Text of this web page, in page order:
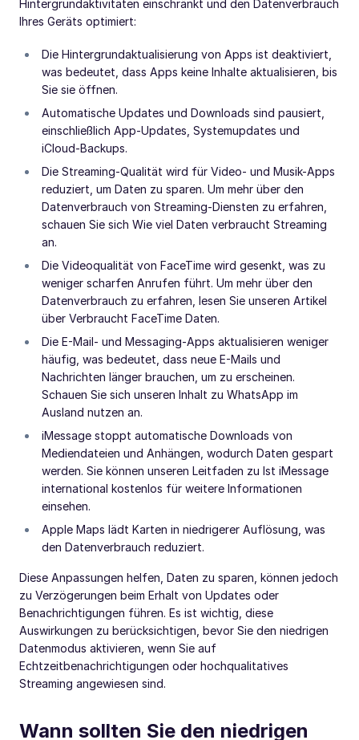
Hintergrundaktivitäten einschränkt und den Datenverbrauch
Ihres Geräts optimiert:
Die Hintergrundaktualisierung von Apps ist deaktiviert,
was bedeutet, dass Apps keine Inhalte aktualisieren, bis
Sie sie öffnen.
Automatische Updates und Downloads sind pausiert,
einschließlich App-Updates, Systemupdates und
iCloud-Backups.
Die Streaming-Qualität wird für Video- und Musik-Apps
reduziert, um Daten zu sparen. Um mehr über den
Datenverbrauch von Streaming-Diensten zu erfahren,
schauen Sie sich Wie viel Daten verbraucht Streaming
an.
Die Videoqualität von FaceTime wird gesenkt, was zu
weniger scharfen Anrufen führt. Um mehr über den
Datenverbrauch zu erfahren, lesen Sie unseren Artikel
über Verbraucht FaceTime Daten.
Die E-Mail- und Messaging-Apps aktualisieren weniger
häufig, was bedeutet, dass neue E-Mails und
Nachrichten länger brauchen, um zu erscheinen.
Schauen Sie sich unseren Inhalt zu WhatsApp im
Ausland nutzen an.
iMessage stoppt automatische Downloads von
Mediendateien und Anhängen, wodurch Daten gespart
werden. Sie können unseren Leitfaden zu Ist iMessage
international kostenlos für weitere Informationen
einsehen.
Apple Maps lädt Karten in niedrigerer Auflösung, was
den Datenverbrauch reduziert.
Diese Anpassungen helfen, Daten zu sparen, können jedoch
zu Verzögerungen beim Erhalt von Updates oder
Benachrichtigungen führen. Es ist wichtig, diese
Auswirkungen zu berücksichtigen, bevor Sie den niedrigen
Datenmodus aktivieren, wenn Sie auf
Echtzeitbenachrichtigungen oder hochqualitatives
Streaming angewiesen sind.
Wann sollten Sie den niedrigen